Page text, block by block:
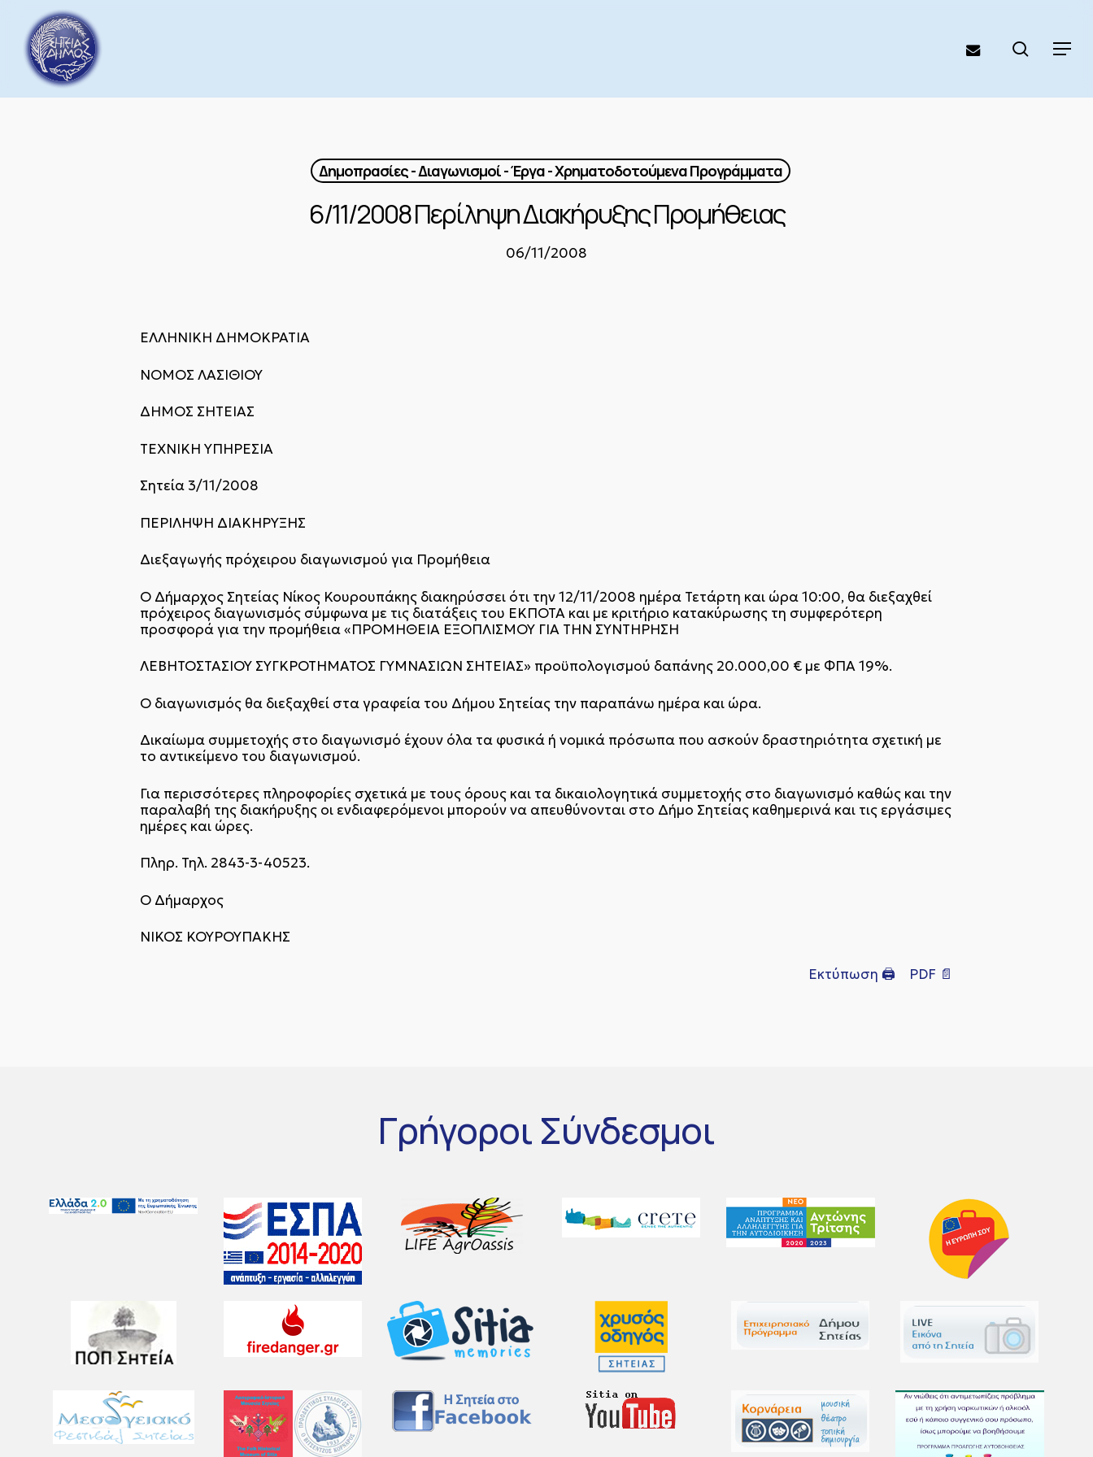
main
content
Menu
email search
Δημοπρασίες - Διαγωνισμοί - Έργα - Χρηματοδοτούμενα Προγράμματα
6/11/2008 Περίληψη Διακήρυξης Προμήθειας
06/11/2008
ΕΛΛΗΝΙΚΗ ΔΗΜΟΚΡΑΤΙΑ
ΝΟΜΟΣ ΛΑΣΙΘΙΟΥ
ΔΗΜΟΣ ΣΗΤΕΙΑΣ
ΤΕΧΝΙΚΗ ΥΠΗΡΕΣΙΑ
Σητεία 3/11/2008
ΠΕΡΙΛΗΨΗ ΔΙΑΚΗΡΥΞΗΣ
Διεξαγωγής πρόχειρου διαγωνισμού για Προμήθεια
Ο Δήμαρχος Σητείας Νίκος Κουρουπάκης διακηρύσσει ότι την 12/11/2008 ημέρα Τετάρτη και ώρα 10:00, θα διεξαχθεί
πρόχειρος διαγωνισμός σύμφωνα με τις διατάξεις του ΕΚΠΟΤΑ και με κριτήριο κατακύρωσης τη συμφερότερη
προσφορά για την προμήθεια «ΠΡΟΜΗΘΕΙΑ ΕΞΟΠΛΙΣΜΟΥ ΓΙΑ ΤΗΝ ΣΥΝΤΗΡΗΣΗ
ΛΕΒΗΤΟΣΤΑΣΙΟΥ ΣΥΓΚΡΟΤΗΜΑΤΟΣ ΓΥΜΝΑΣΙΩΝ ΣΗΤΕΙΑΣ» προϋπολογισμού δαπάνης 20.000,00 € με ΦΠΑ 19%.
Ο διαγωνισμός θα διεξαχθεί στα γραφεία του Δήμου Σητείας την παραπάνω ημέρα και ώρα.
Δικαίωμα συμμετοχής στο διαγωνισμό έχουν όλα τα φυσικά ή νομικά πρόσωπα που ασκούν δραστηριότητα σχετική με
το αντικείμενο του διαγωνισμού.
Για περισσότερες πληροφορίες σχετικά με τους όρους και τα δικαιολογητικά συμμετοχής στο διαγωνισμό καθώς και την
παραλαβή της διακήρυξης οι ενδιαφερόμενοι μπορούν να απευθύνονται στο Δήμο Σητείας καθημερινά και τις εργάσιμες
ημέρες και ώρες.
Πληρ. Τηλ. 2843-3-40523.
Ο Δήμαρχος
ΝΙΚΟΣ ΚΟΥΡΟΥΠΑΚΗΣ
Εκτύπωση 🖨 PDF 📄
Γρήγοροι Σύνδεσμοι